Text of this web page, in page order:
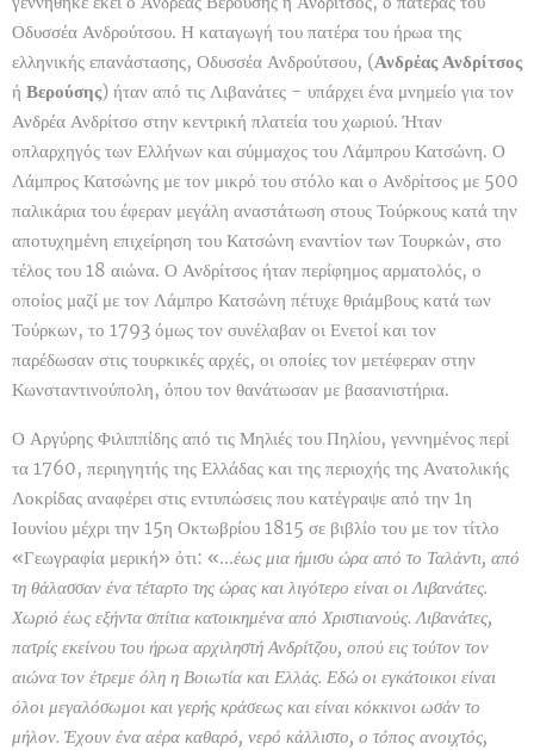
Οδυσσέα Ανδρούτσου. Η καταγωγή του πατέρα του ήρωα της
ελληνικής επανάστασης, Οδυσσέα Ανδρούτσου, (Ανδρέας Ανδρίτσος
ή Βερούσης) ήταν από τις Λιβανάτες - υπάρχει ένα μνημείο για τον
Ανδρέα Ανδρίτσο στην κεντρική πλατεία του χωριού. Ήταν
οπλαρχηγός των Ελλήνων και σύμμαχος του Λάμπρου Κατσώνη. Ο
Λάμπρος Κατσώνης με τον μικρό του στόλο και ο Ανδρίτσος με 500
παλικάρια του έφεραν μεγάλη αναστάτωση στους Τούρκους κατά την
αποτυχημένη επιχείρηση του Κατσώνη εναντίον των Τουρκών, στο
τέλος του 18 αιώνα. Ο Ανδρίτσος ήταν περίφημος αρματολός, ο
οποίος μαζί με τον Λάμπρο Κατσώνη πέτυχε θριάμβους κατά των
Τούρκων, το 1793 όμως τον συνέλαβαν οι Ενετοί και τον
παρέδωσαν στις τουρκικές αρχές, οι οποίες τον μετέφεραν στην
Κωνσταντινούπολη, όπου τον θανάτωσαν με βασανιστήρια.
Ο Αργύρης Φιλιππίδης από τις Μηλιές του Πηλίου, γεννημένος περί
τα 1760, περιηγητής της Ελλάδας και της περιοχής της Ανατολικής
Λοκρίδας αναφέρει στις εντυπώσεις που κατέγραψε από την 1η
Ιουνίου μέχρι την 15η Οκτωβρίου 1815 σε βιβλίο του με τον τίτλο
«Γεωγραφία μερική» ότι: «...έως μια ήμισυ ώρα από το Ταλάντι, από
τη θάλασσαν ένα τέταρτο της ώρας και λιγότερο είναι οι Λιβανάτες.
Χωριό έως εξήντα σπίτια κατοικημένα από Χριστιανούς. Λιβανάτες,
πατρίς εκείνου του ήρωα αρχιληστή Ανδρίτζου, οπού εις τούτον τον
αιώνα τον έτρεμε όλη η Βοιωτία και Ελλάς. Εδώ οι εγκάτοικοι είναι
όλοι μεγαλόσωμοι και γερής κράσεως και είναι κόκκινοι ωσάν το
μήλον. Έχουν ένα αέρα καθαρό, νερό κάλλιστο, ο τόπος ανοιχτός,